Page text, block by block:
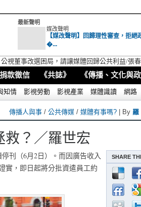
最新聲明
媒改聲明
【媒改聲明】回歸理性審查，拒絕
�...
視董事改選困局，請讓媒體回歸公共利益/張
捐款徵信 《共誌》 《傳播、文化與政
知情 影視勞動 影視產業 媒體識讀 網路
傳播人與事 / 公共傳媒 / 媒體有事嗎? | By 羅
救？／羅世宏
SHARE
刊（6月2日）。而因廣告收入
實，即日起將分批資遣員工約